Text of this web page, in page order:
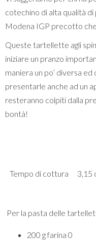
cotechino di alta qualità
Modena IGP precotto
Queste tartellette agli
iniziare un pranzo
maniera un po’ diversa
presentarle anche ad un
resteranno colpiti dalla
bontà!
Tempo di cottura 3,15
Per la pasta delle
200 g farina 0